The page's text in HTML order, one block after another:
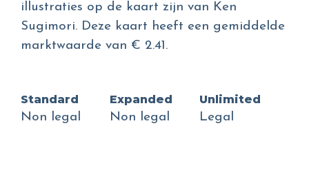
illustraties op de kaart zijn van Ken
Sugimori. Deze kaart heeft een gemiddelde
marktwaarde van € 2.41.
Standard
Non legal
Expanded
Non legal
Unlimited
Legal